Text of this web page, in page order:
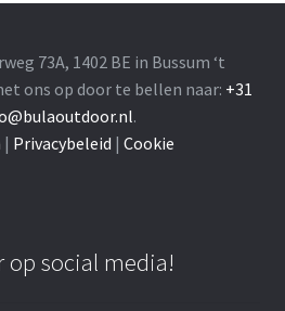
73A, 1402 BE in Bussum ‘t
ons op door te bellen naar: +31
.
| Privacybeleid | Cookie
op social media!